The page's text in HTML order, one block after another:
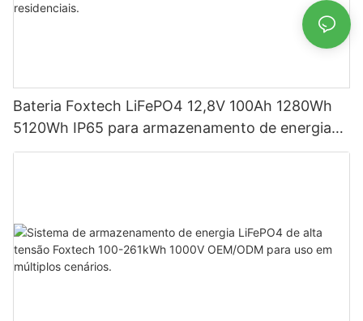
Bateria Foxtech LiFePO4 12,8V 100Ah 1280Wh
5120Wh IP65 para armazenamento de energia
em sistemas solares residenciais.